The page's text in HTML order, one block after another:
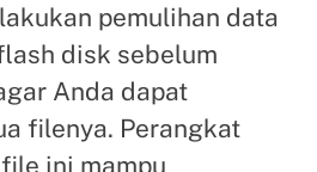
pemulihan data
disk sebelum
Anda dapat
filenya. Perangkat
ini mampu